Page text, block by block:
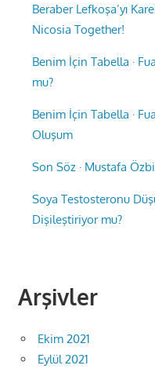
Beraber Lefkoşa’yı
Nicosia Together!
Benim İçin Tabella ·
mu?
Benim İçin Tabella ·
Oluşum
Son Söz · Mustafa
Soya Testosteronu
Dişileştiriyor mu?
Arşivler
Ekim 2021
Eylül 2021